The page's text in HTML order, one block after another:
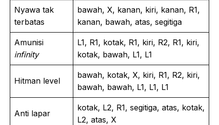
Nyawa tak
terbatas
bawah, X, kanan, kiri, kanan, R1,
kanan, bawah, atas, segitiga
Amunisi
infinity
L1, R1, kotak, R1, kiri, R2, R1, kiri,
kotak, bawah, L1, L1
Hitman level
bawah, kotak, X, kiri, R1, R2, kiri,
bawah, bawah, L1, L1, L1
Anti lapar
kotak, L2, R1, segitiga, atas, kotak,
L2, atas, X